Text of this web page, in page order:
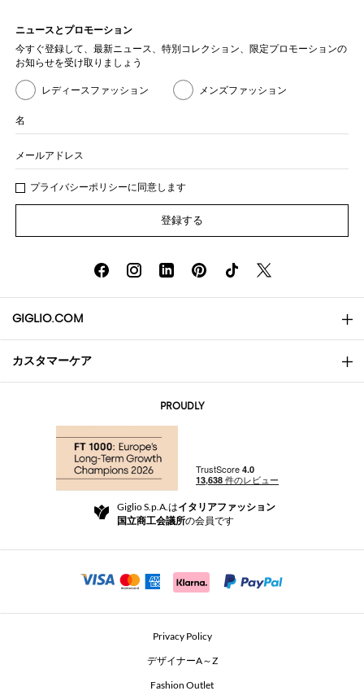
ニュースとプロモーション
今すぐ登録して、最新ニュース、特別コレクション、限定プロモーションの
お知らせを受け取りましょう
レディースファッション メンズファッション
名
メールアドレス
プライバシーポリシーに同意します
登録する
GIGLIO.COM
会社概要
Community Store
Beauty Seekers VIP Club
カスタマーケア
返品と返金
For a safe shopping experience
Security Communication
PROUDLY
Giglio S.p.A.はイタリアファッション
国立商工会議所の会員です
Privacy Policy
デザイナーA～Z
Fashion Outlet